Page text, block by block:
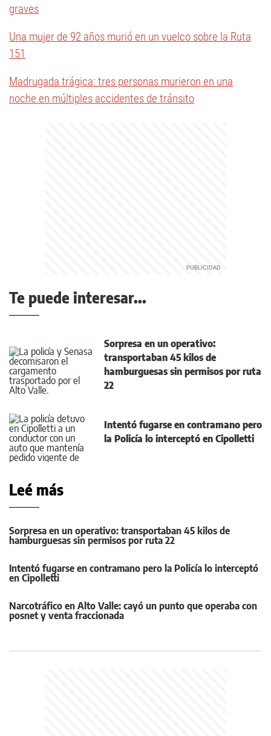
graves
Una mujer de 92 años murió en un vuelco sobre la Ruta
151
Madrugada trágica: tres personas murieron en una
noche en múltiples accidentes de tránsito
Te puede interesar...
Sorpresa en un operativo:
transportaban 45 kilos de
hamburguesas sin permisos por ruta
22
Intentó fugarse en contramano pero
la Policía lo interceptó en Cipolletti
Leé más
Sorpresa en un operativo: transportaban 45 kilos de
hamburguesas sin permisos por ruta 22
Intentó fugarse en contramano pero la Policía lo interceptó
en Cipolletti
Narcotráfico en Alto Valle: cayó un punto que operaba con
posnet y venta fraccionada